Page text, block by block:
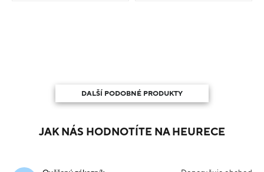
DALŠÍ PODOBNÉ PRODUKTY
JAK NÁS HODNOTÍTE NA HEURECE